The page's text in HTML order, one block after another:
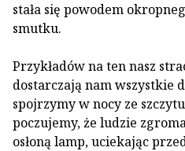
stała się powodem
smutku.
Przykładów na ten nasz
dostarczają nam wszystkie
spojrzymy w nocy ze
poczujemy, że ludzie
osłoną lamp, uciekając